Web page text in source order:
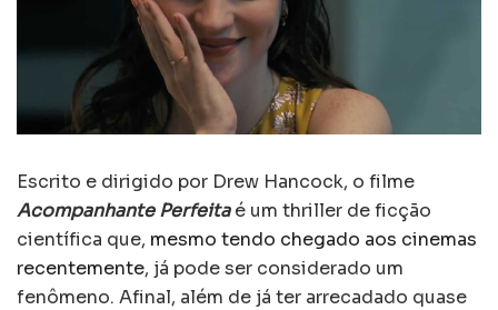
Escrito e dirigido por Drew Hancock, o filme
Acompanhante Perfeitaé um thriller de ficção
científica que, mesmo tendo chegado aos cinemas
recentemente, já pode ser considerado um
fenômeno. Afinal, além de já ter arrecadado quase